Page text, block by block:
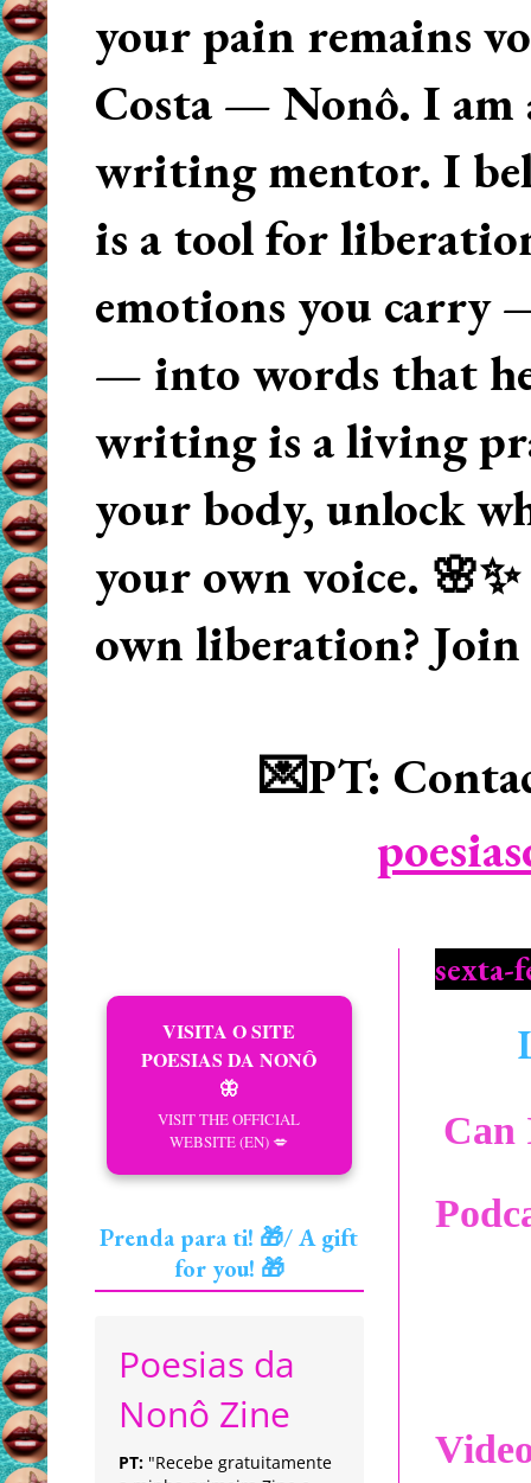
your pain remains
Costa — Nonô. I am
writing mentor. I
is a tool for
emotions you carry
— into words that
writing is a living
your body, unlock
your own voice.
own liberation? Join
💌PT:
sexta-
Can
VISITA O SITE
POESIAS DA NONÔ
🦋
VISIT THE OFFICIAL
WEBSITE (EN) 💋
Prenda para ti! 🎁/ A gift
for you! 🎁
Poesias da
Nonô Zine
PT: "Recebe gratuitamente